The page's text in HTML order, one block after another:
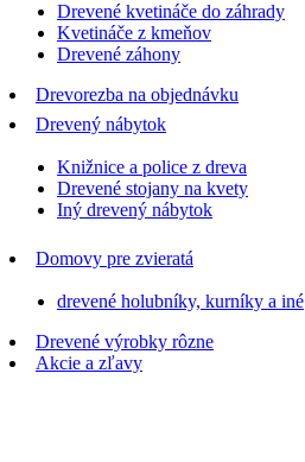
Drevené kvetináče do záhrady
Kvetináče z kmeňov
Drevené záhony
Drevorezba na objednávku
Drevený nábytok
Knižnice a police z dreva
Drevené stojany na kvety
Iný drevený nábytok
Domovy pre zvieratá
drevené holubníky, kurníky a iné
Drevené výrobky rôzne
Akcie a zľavy